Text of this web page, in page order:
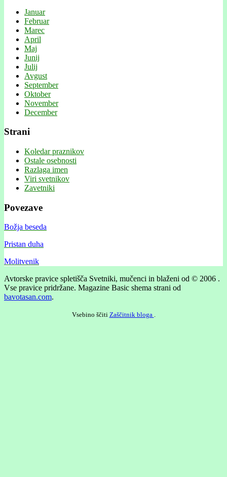
Januar
Februar
Marec
April
Maj
Junij
Julij
Avgust
September
Oktober
November
December
Strani
Koledar praznikov
Ostale osebnosti
Razlaga imen
Viri svetnikov
Zavetniki
Povezave
Božja beseda
Pristan duha
Molitvenik
Avtorske pravice spletišča Svetniki, mučenci in blaženi od © 2006 .
Vse pravice pridržane. Magazine Basic shema strani od
bavotasan.com.
Vsebino ščiti Zaščitnik bloga .